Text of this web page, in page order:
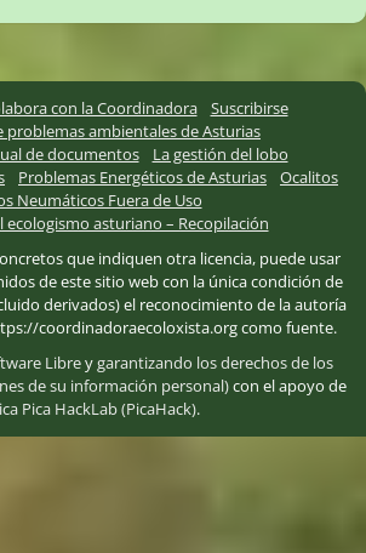
con la Coordinadora
Suscribirse
problemas ambientales de Asturias
de documentos
La gestión del lobo
Problemas Energéticos de Asturias
Ocalitos
Neumáticos Fuera de Uso
ecologismo asturiano – Recopilación
que indiquen otra licencia, puede usar
de este sitio web con la única condición de
derivados) el reconocimiento de la autoría
coordinadoraecoloxista.org como fuente.
Libreygarantizando los derechos de los
de su información personal)con el apoyo de
Pica HackLab (PicaHack).